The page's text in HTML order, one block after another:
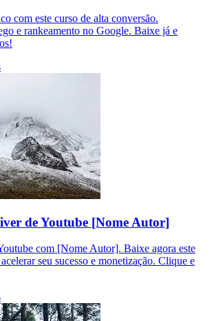
com este curso de alta conversão.
e rankeamento no Google. Baixe já e
de Youtube [Nome Autor]
com [Nome Autor]. Baixe agora este
seu sucesso e monetização. Clique e